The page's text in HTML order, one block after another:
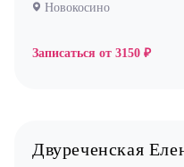
Новокосино
Записаться от 3150 ₽
Двуреченская